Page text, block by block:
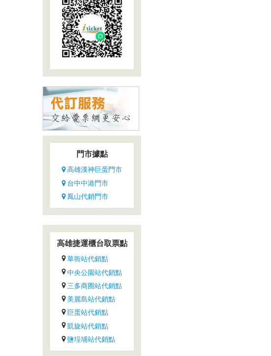
門市據點
高雄漢神巨蛋門市
台中中港門市
鳳山代銷門市
高雄捷運櫃台取票點
草衙站代銷點
中央公園站代銷點
三多商圈站代銷點
美麗島站代銷點
巨蛋站代銷點
凱旋站代銷點
鹽埕埔站代銷點